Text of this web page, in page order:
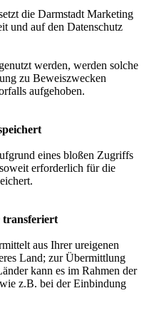
die Darmstadt Marketing
und auf den Datenschutz
werden, werden solche
zu Beweiszwecken
aufgehoben.
eines bloßen Zugriffs
erforderlich für die
transferiert
aus Ihrer ureigenen
Land; zur Übermittlung
kann es im Rahmen der
z.B. bei der Einbindung